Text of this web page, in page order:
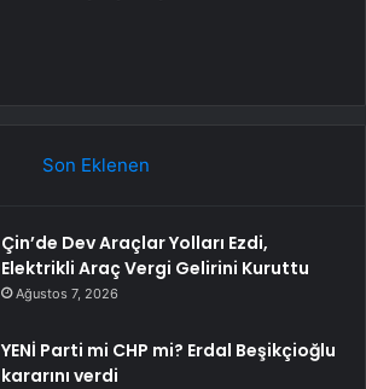
Son Eklenen
Çin’de Dev Araçlar Yolları Ezdi,
Elektrikli Araç Vergi Gelirini Kuruttu
Ağustos 7, 2026
YENİ Parti mi CHP mi? Erdal Beşikçioğlu
kararını verdi